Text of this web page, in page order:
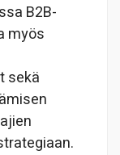
B2B-
myös
sekä